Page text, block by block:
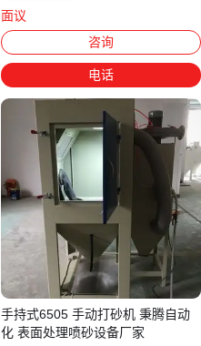
面议
江苏南京
咨询
电话
手持式6505 手动打砂机 秉腾自动
化 表面处理喷砂设备厂家